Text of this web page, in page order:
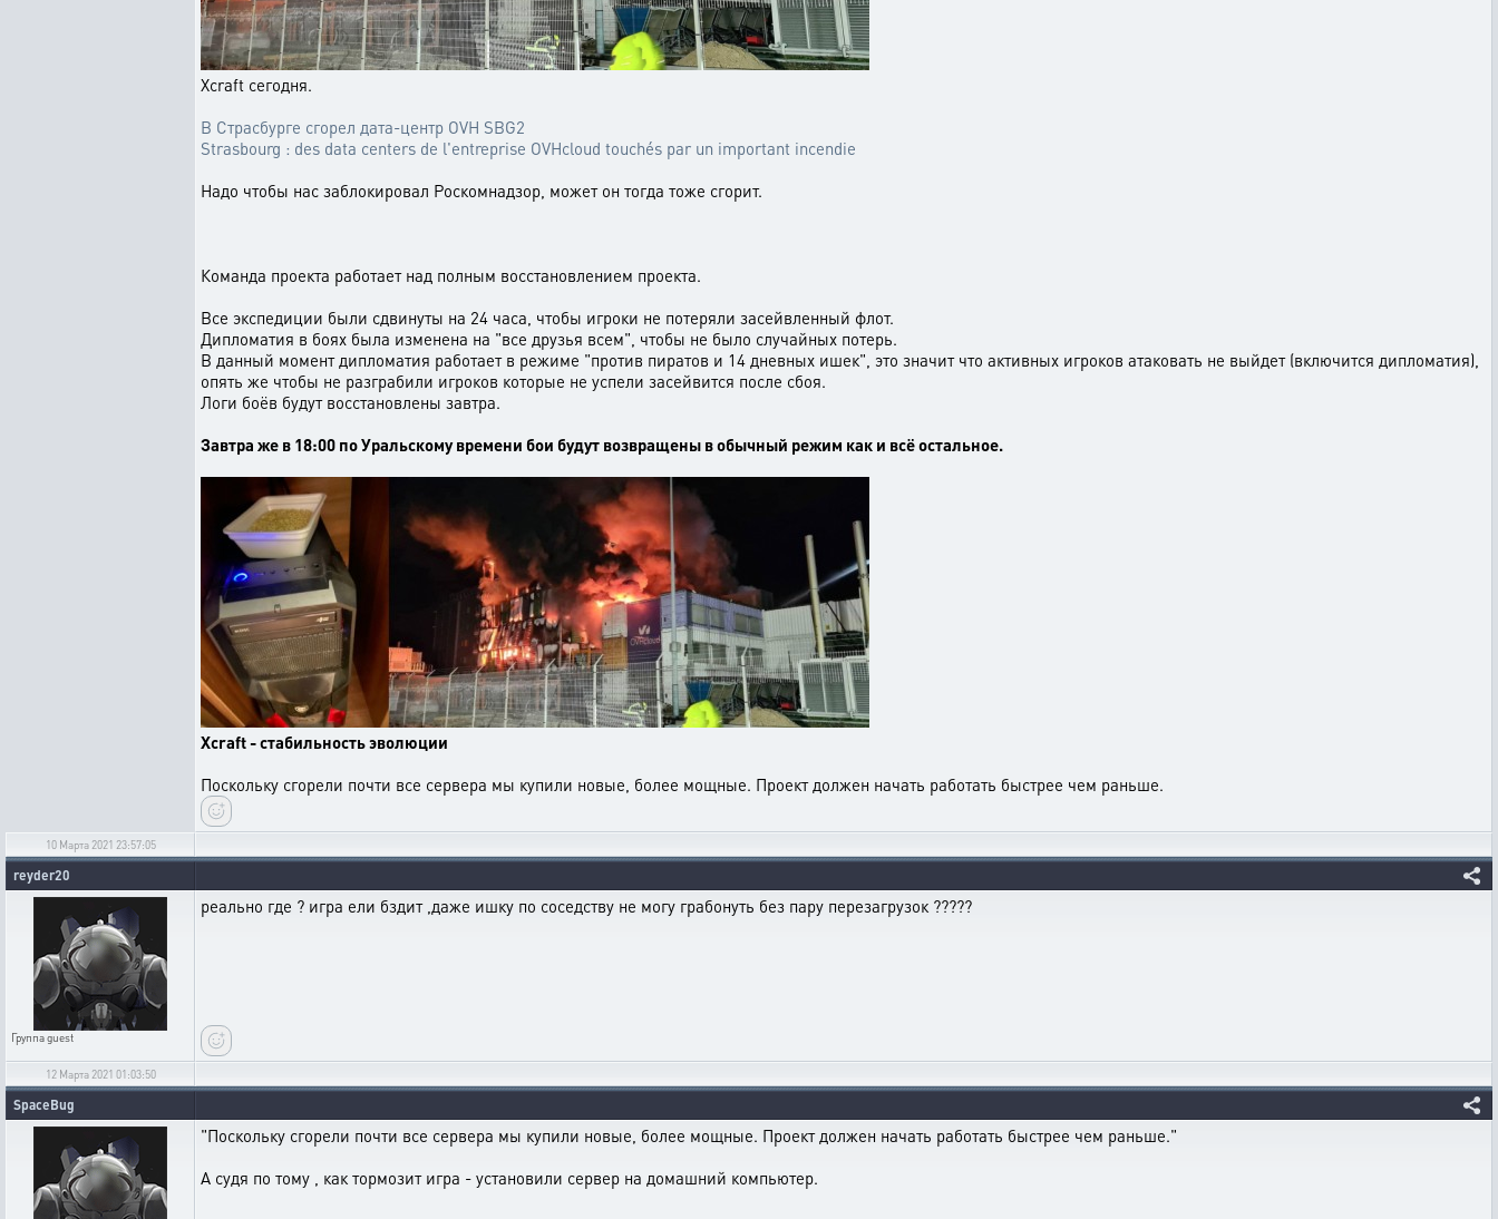
Xcraft сегодня.
В Страсбурге сгорел дата-центр OVH SBG2
Strasbourg : des data centers de l'entreprise OVHcloud touchés par un important incendie
Надо чтобы нас заблокировал Роскомнадзор, может он тогда тоже сгорит.
Команда проекта работает над полным восстановлением проекта.
Все экспедиции были сдвинуты на 24 часа, чтобы игроки не потеряли засейвленный флот.
Дипломатия в боях была изменена на "все друзья всем", чтобы не было случайных потерь.
В данный момент дипломатия работает в режиме "против пиратов и 14 дневных ишек", это значит что активных игроков атаковать не выйдет (включится дипломатия),
опять же чтобы не разграбили игроков которые не успели засейвится после сбоя.
Логи боёв будут восстановлены завтра.
Завтра же в 18:00 по Уральскому времени бои будут возвращены в обычный режим как и всё остальное.
Xcraft - стабильность эволюции
Поскольку сгорели почти все сервера мы купили новые, более мощные. Проект должен начать работать быстрее чем раньше.
10 Марта 2021 23:57:05
reyder20
Группаguest
реально где ? игра ели бздит ,даже ишку по соседству не могу грабонуть без пару перезагрузок ?????
12 Марта 2021 01:03:50
SpaceBug
"Поскольку сгорели почти все сервера мы купили новые, более мощные. Проект должен начать работать быстрее чем раньше."
А судя по тому , как тормозит игра - установили сервер на домашний компьютер.